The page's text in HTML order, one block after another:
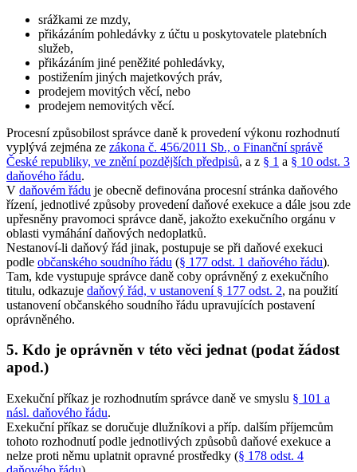
srážkami ze mzdy,
přikázáním pohledávky z účtu u poskytovatele platebních
služeb,
přikázáním jiné peněžité pohledávky,
postižením jiných majetkových práv,
prodejem movitých věcí, nebo
prodejem nemovitých věcí.
Procesní způsobilost správce daně k provedení výkonu rozhodnutí
vyplývá zejména ze zákona č. 456/2011 Sb., o Finanční správě
České republiky, ve znění pozdějších předpisů, a z § 1 a § 10 odst. 3
daňového řádu.
V daňovém řádu je obecně definována procesní stránka daňového
řízení, jednotlivé způsoby provedení daňové exekuce a dále jsou zde
upřesněny pravomoci správce daně, jakožto exekučního orgánu v
oblasti vymáhání daňových nedoplatků.
Nestanoví-li daňový řád jinak, postupuje se při daňové exekuci
podle občanského soudního řádu (§ 177 odst. 1 daňového řádu).
Tam, kde vystupuje správce daně coby oprávněný z exekučního
titulu, odkazuje daňový řád, v ustanovení § 177 odst. 2, na použití
ustanovení občanského soudního řádu upravujících postavení
oprávněného.
5. Kdo je oprávněn v této věci jednat (podat žádost
apod.)
Exekuční příkaz je rozhodnutím správce daně ve smyslu § 101 a
násl. daňového řádu.
Exekuční příkaz se doručuje dlužníkovi a příp. dalším příjemcům
tohoto rozhodnutí podle jednotlivých způsobů daňové exekuce a
nelze proti němu uplatnit opravné prostředky (§ 178 odst. 4